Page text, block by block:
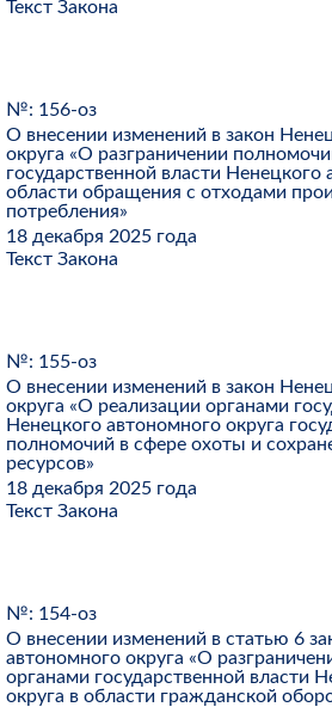
Текст Закона
№: 156-оз
О внесении изменений в закон
округа «О разграничении
государственной власти Ненецкого
области обращения с отходами
потребления»
18 декабря 2025 года
Текст Закона
№: 155-оз
О внесении изменений в закон
округа «О реализации органами
Ненецкого автономного округа
полномочий в сфере охоты и
ресурсов»
18 декабря 2025 года
Текст Закона
№: 154-оз
О внесении изменений в статью 6
автономного округа «О
органами государственной власти
округа в области гражданской